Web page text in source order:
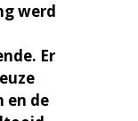
werd
Er
en de